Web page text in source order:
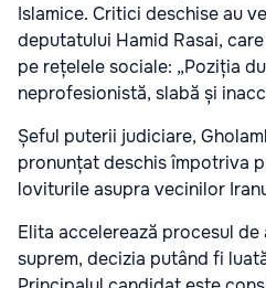
Islamice. Critici deschise au
deputatului Hamid Rasai,
pe rețelele sociale: „Poziția
neprofesionistă, slabă și
Șeful puterii judiciare,
pronunțat deschis împotriva
loviturile asupra vecinilor
Elita accelerează procesul
suprem, decizia putând fi